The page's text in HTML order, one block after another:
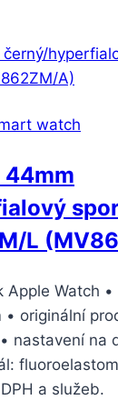
watch
44mm
L
Apple Watch •
originální
nastavení na
DPH a služeb.